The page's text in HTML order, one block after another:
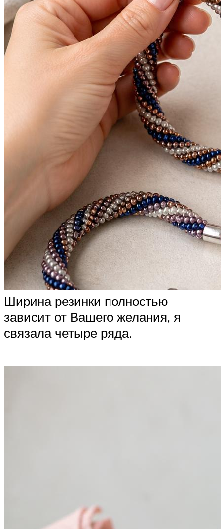
Ширина резинки полностью
зависит от Вашего желания, я
связала четыре ряда.